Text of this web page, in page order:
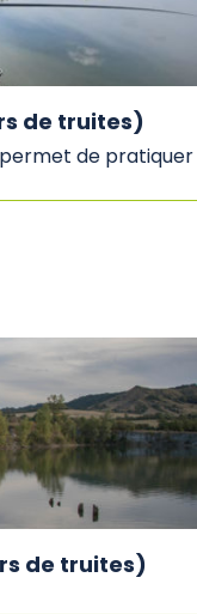
de truites)
permet de pratiquer
de truites)